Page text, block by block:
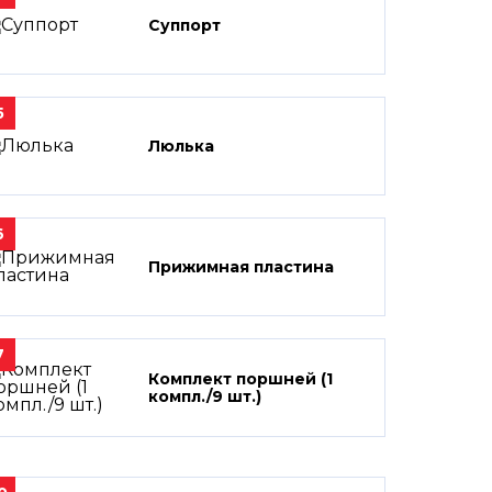
Суппорт
Люлька
Прижимная пластина
Комплект поршней (1
компл./9 шт.)